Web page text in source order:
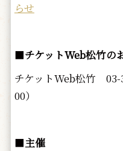
らせ
■チケットWeb松竹の
チケットWeb松竹 03-
00）
■主催